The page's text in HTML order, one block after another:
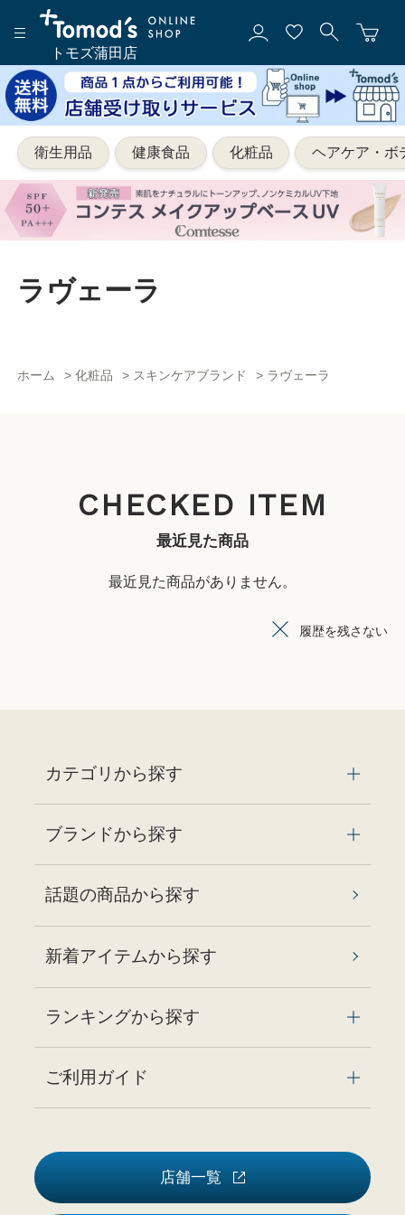
トモズ蒲田店
衛生用品 健康食品 化粧品 ヘアケア・ボ
ラヴェーラ
ホーム >化粧品 > スキンケアブランド > ラヴェーラ
CHECKED ITEM
最近見た商品
最近見た商品がありません。
履歴を残さない
カテゴリから探す
ブランドから探す
話題の商品から探す
新着アイテムから探す
ランキングから探す
ご利用ガイド
店舗一覧